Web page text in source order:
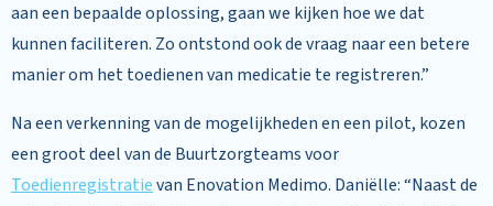
aan een bepaalde oplossing, gaan we kijken hoe we dat
kunnen faciliteren. Zo ontstond ook de vraag naar een betere
manier om het toedienen van medicatie te registreren.”
Na een verkenning van de mogelijkheden en een pilot, kozen
een groot deel van de Buurtzorgteams voor
Toedienregistratievan Enovation Medimo. Daniëlle: “Naast de